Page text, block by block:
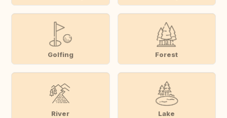
Golfing Forest
River Lake